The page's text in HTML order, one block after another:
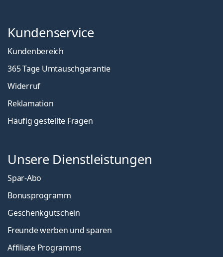
Kundenservice
Kundenbereich
365 Tage Umtauschgarantie
Widerruf
Reklamation
Häufig gestellte Fragen
Unsere Dienstleistungen
Spar-Abo
Bonusprogramm
Geschenkgutschein
Freunde werben und sparen
Affiliate Programms